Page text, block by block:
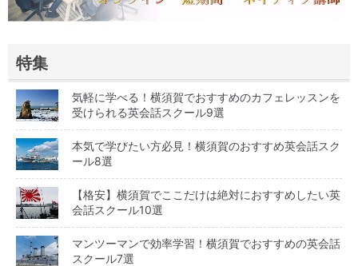
特集
気軽に学べる！横須賀でおすすめのカフェレッスンを
受けられる英会話スクール9選
本気で学びたい方必見！横須賀のおすすめ英会話スク
ール8選
【格安】横須賀でここだけは絶対におすすめしたい英
会話スクール10選
マンツーマンで効率学習！横須賀でおすすめの英会話
スクール7選